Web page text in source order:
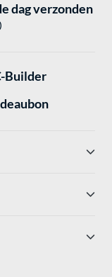
dag verzonden
Builder